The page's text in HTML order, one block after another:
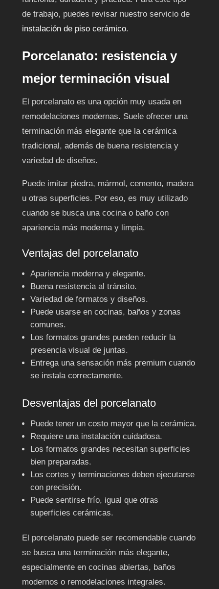
de trabajo, puedes revisar nuestro servicio de
instalación de piso cerámico.
Porcelanato: resistencia y
mejor terminación visual
El porcelanato es una opción muy usada en
remodelaciones modernas. Suele ofrecer una
terminación más elegante que la cerámica
tradicional, además de buena resistencia y
variedad de diseños.
Puede imitar piedra, mármol, cemento, madera
u otras superficies. Por eso, es muy utilizado
cuando se busca una cocina o baño con
apariencia más moderna y limpia.
Ventajas del porcelanato
Apariencia moderna y elegante.
Buena resistencia al tránsito.
Variedad de formatos y diseños.
Puede usarse en cocinas, baños y zonas
comunes.
Los formatos grandes pueden reducir la
presencia visual de juntas.
Entrega una sensación más premium cuando
se instala correctamente.
Desventajas del porcelanato
Puede tener un costo mayor que la cerámica.
Requiere una instalación cuidadosa.
Los formatos grandes necesitan superficies
bien preparadas.
Los cortes y terminaciones deben ejecutarse
con precisión.
Puede sentirse frío, igual que otras
superficies cerámicas.
El porcelanato puede ser recomendable cuando
se busca una terminación más elegante,
especialmente en cocinas abiertas, baños
modernos o remodelaciones integrales.